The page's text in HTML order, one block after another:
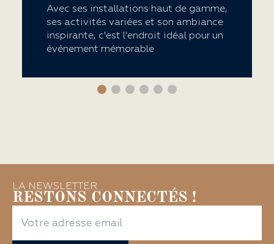
Avec ses installations haut de gamme,
ses activités variées et son ambiance
inspirante, c'est l'endroit idéal pour un
événement mémorable
LA NEWSLETTER
RESTONS CONNECTÉS !